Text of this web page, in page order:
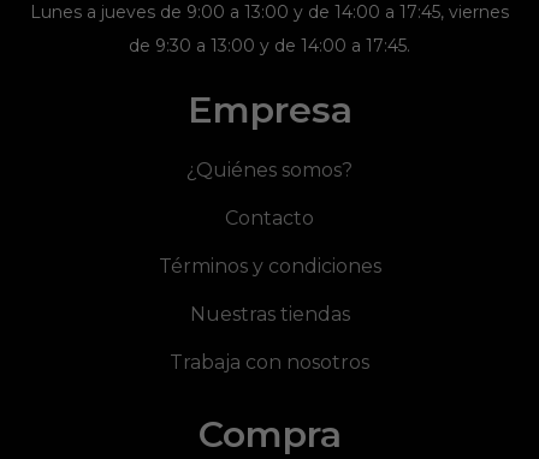
Lunes a jueves de 9:00 a 13:00 y de 14:00 a 17:45, viernes
de 9:30 a 13:00 y de 14:00 a 17:45.
Empresa
¿Quiénes somos?
Contacto
Términos y condiciones
Nuestras tiendas
Trabaja con nosotros
Compra